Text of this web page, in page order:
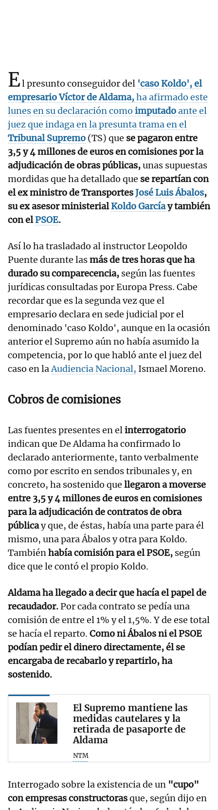
El presunto conseguidor del 'caso Koldo', el
empresario Víctor de Aldama,ha afirmado este
lunes en su declaración como imputadoante el
juez que indaga en la presunta trama en el
Tribunal Supremo (TS) que se pagaron entre
3,5 y 4 millones de euros en comisiones por la
adjudicación de obras públicas,unas supuestas
mordidas que ha detallado que se repartían con
el ex ministro de TransportesJosé Luis Ábalos,
su ex asesor ministerialKoldo Garcíay también
con elPSOE.
Así lo ha trasladado al instructor Leopoldo
Puente durante lasmás de tres horas que ha
durado su comparecencia, según las fuentes
jurídicas consultadas por Europa Press. Cabe
recordar que es la segunda vez que el
empresario declara en sede judicial por el
denominado 'caso Koldo', aunque en la ocasión
anterior el Supremo aún no había asumido la
competencia, por lo que habló ante el juez del
caso en laAudiencia Nacional, Ismael Moreno.
Cobros de comisiones
Las fuentes presentes en elinterrogatorio
indican que De Aldama ha confirmado lo
declarado anteriormente, tanto verbalmente
como por escrito en sendos tribunales y, en
concreto, ha sostenido que llegaron a moverse
entre 3,5 y 4 millones de euros en comisiones
para la adjudicación de contratos de obra
públicay que, de éstas, había una parte para él
mismo, una para Ábalos y otra para Koldo.
Tambiénhabía comisión para el PSOE, según
dice que le contó el propio Koldo.
Aldama ha llegado a decir que hacía el papel de
recaudador.Por cada contrato se pedía una
comisión de entre el 1% y el 1,5%. Y de ese total
se hacía el reparto. Como ni Ábalos ni el PSOE
podían pedir el dinero directamente, él se
encargaba de recabarlo y repartirlo, ha
sostenido.
El Supremo mantiene las
medidas cautelares y la
retirada de pasaporte de
Aldama
NTM
Interrogado sobre la existencia de un "cupo"
con empresas constructorasque, según dijo en